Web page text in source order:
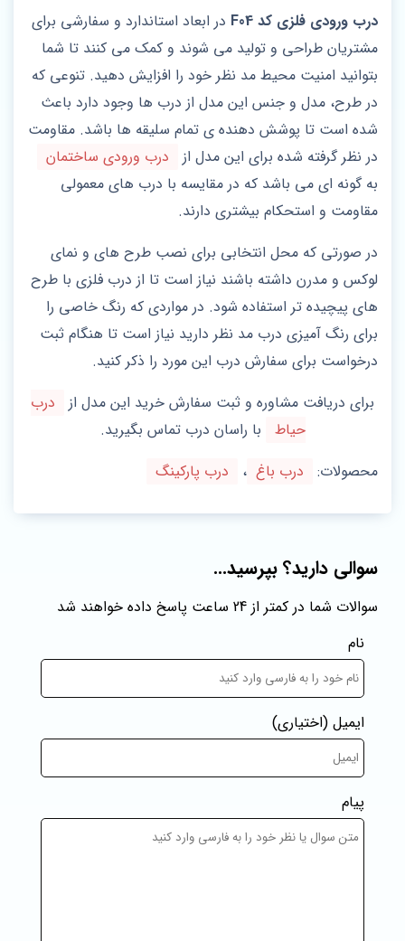
درب ورودی فلزی کد F04
در ابعاد استاندارد و سفارشی برای
مشتریان طراحی و تولید می شوند و کمک می کنند تا شما
بتوانید امنیت محیط مد نظر خود را افزایش دهید. تنوعی که
در طرح، مدل و جنس این مدل از درب ها وجود دارد باعث
شده است تا پوشش دهنده ی تمام سلیقه ها باشد. مقاومت
در نظر گرفته شده برای این مدل از
درب ورودی ساختمان
به گونه ای می باشد که در مقایسه با درب های معمولی
مقاومت و استحکام بیشتری دارند.
در صورتی که محل انتخابی برای نصب طرح های و نمای
لوکس و مدرن داشته باشند نیاز است تا از درب فلزی با طرح
های پیچیده تر استفاده شود. در مواردی که رنگ خاصی را
برای رنگ آمیزی درب مد نظر دارید نیاز است تا هنگام ثبت
درخواست برای سفارش درب این مورد را ذکر کنید.
برای دریافت مشاوره و ثبت سفارش خرید این مدل از
درب
حیاط
با راسان درب تماس بگیرید.
محصولات:
درب باغ ، درب پارکینگ
سوالی دارید؟ بپرسید...
سوالات شما در کمتر از 24 ساعت پاسخ داده خواهند شد
نام
ایمیل (اختیاری)
پیام